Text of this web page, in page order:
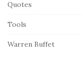
Quotes
Tools
Warren Buffet